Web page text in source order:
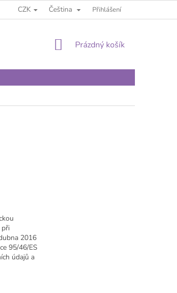
CZK Čeština Přihlášení
NÁKUPNÍ
Prázdný košík
při
2016
95/46/ES
údajů a